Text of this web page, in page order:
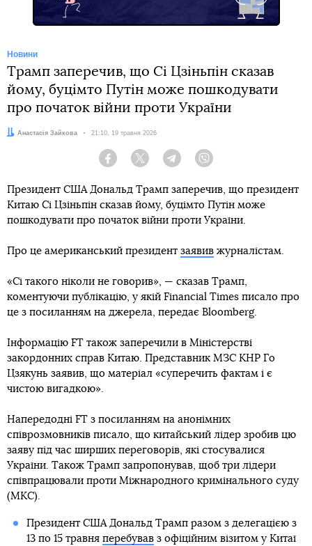
Новини
Трамп заперечив, що Сі Цзіньпін сказав
йому, буцімто Путін може пошкодувати
про початок війни проти України
Автор:
Анастасія Зайкова Дата:
21:10, 19 травня 2026
Facebook Twitter Telegram
Президент США Дональд Трамп заперечив, що президент
Китаю Сі Цзіньпін сказав йому, буцімто Путін може
пошкодувати про початок війни проти України.
Про це американський президент заявив журналістам.
«Сі такого ніколи не говорив», — сказав Трамп,
коментуючи публікацію, у якій Financial Times писало про
це з посиланням на джерела, передає Bloomberg.
Інформацію FT також заперечили в Міністерстві
закордонних справ Китаю. Представник МЗС КНР Го
Цзякунь заявив, що матеріал «суперечить фактам і є
чистою вигадкою».
Напередодні FT з посиланням на анонімних
співрозмовників писало, що китайський лідер зробив цю
заяву під час ширших переговорів, які стосувалися
України. Також Трамп запропонував, щоб три лідери
співпрацювали проти Міжнародного кримінального суду
(МКС).
Президент США Дональд Трамп разом з делегацією з
13 по 15 травня перебувавз офіційним візитом у Китаї